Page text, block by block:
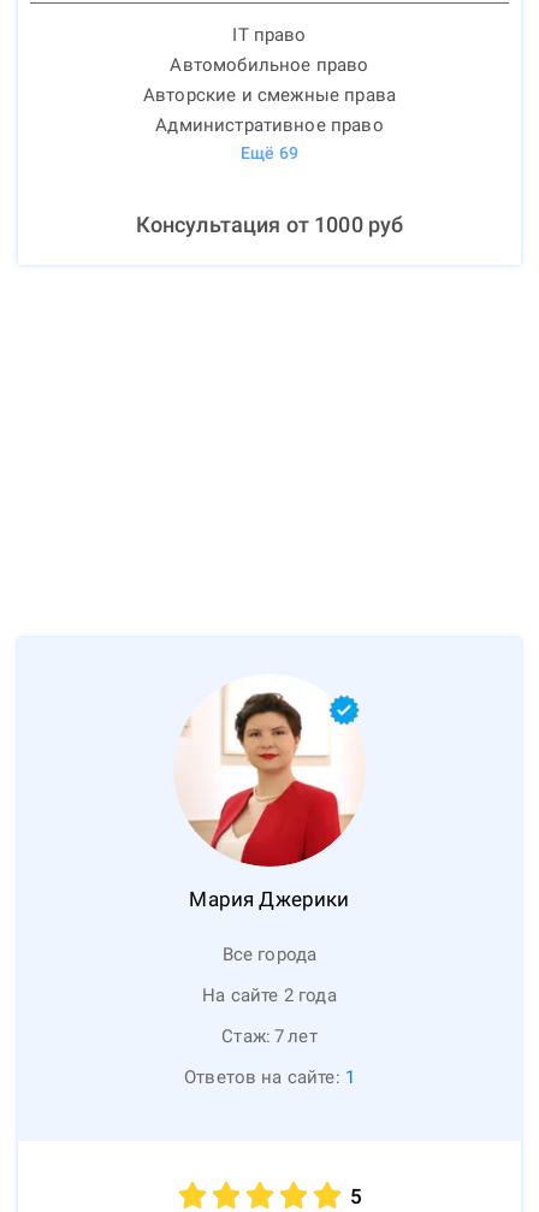
IT право
Автомобильное право
Авторские и смежные права
Административное право
Ещё 69
Консультация от 1000руб
Мария Джерики
Все города
На сайте 2 года
Стаж: 7лет
Ответов на сайте: 1
5